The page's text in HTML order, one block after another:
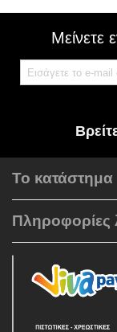
Μείνετε
Το κατάστημα
Πληροφορίες